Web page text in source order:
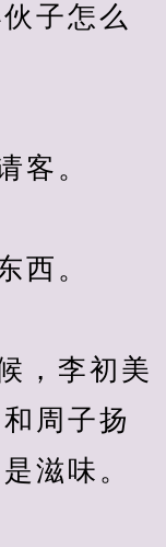
子怎么
。
。
李初美
周子扬
滋味。